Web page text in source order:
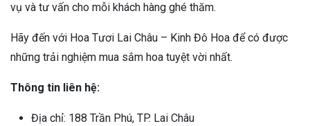
vụ và tư vấn cho mỗi khách hàng ghé thăm.
Hãy đến với Hoa Tươi Lai Châu – Kinh Đô Hoa để có được
những trải nghiệm mua sắm hoa tuyệt vời nhất.
Thông tin liên hệ:
Địa chỉ: 188 Trần Phú, TP. Lai Châu